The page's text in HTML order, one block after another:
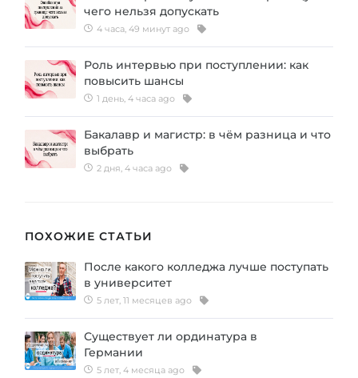
чего нельзя допускать
4 часа, 49 минут ago
Роль интервью при поступлении: как
повысить шансы
1 день, 4 часа ago
Бакалавр и магистр: в чём разница и что
выбрать
2 дня, 4 часа ago
ПОХОЖИЕ СТАТЬИ
После какого колледжа лучше поступать
в университет
5 лет, 11 месяцев ago
Существует ли ординатура в
Германии
5 лет, 4 месяца ago